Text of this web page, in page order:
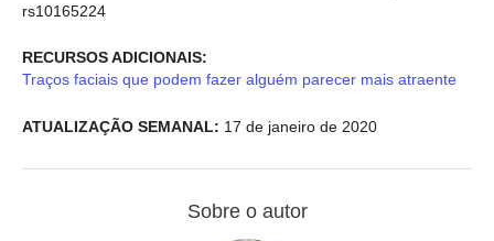
rs10165224
RECURSOS ADICIONAIS:
Traços faciais que podem fazer alguém parecer mais atraente
ATUALIZAÇÃO SEMANAL: 17 de janeiro de 2020
Sobre o autor